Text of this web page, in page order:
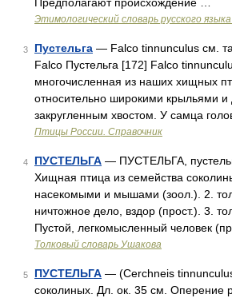
Этимологический словарь русского
3 Пустельга — Falco tinnunculus см.
Falco Пустельга [172] Falco
многочисленная из наших хищных
относительно широкими крыльями
закругленным хвостом. У самца
Птицы России. Справочник
4 ПУСТЕЛЬГА — ПУСТЕЛЬГА,
Хищная птица из семейства
насекомыми и мышами (зоол.). 2.
ничтожное дело, вздор (прост.). 3.
Пустой, легкомысленный человек
Толковый словарь Ушакова
5 ПУСТЕЛЬГА — (Cerchneis
соколиных. Дл. ок. 35 см. Оперение